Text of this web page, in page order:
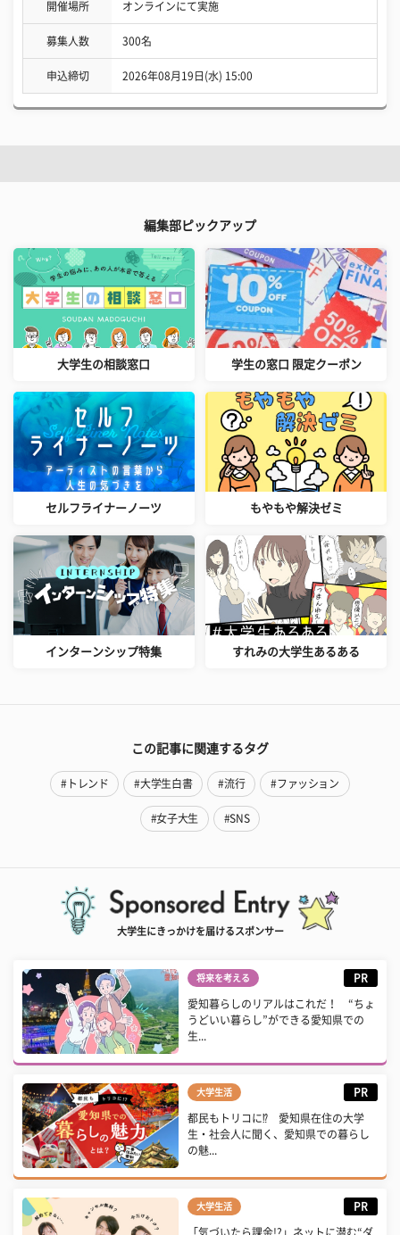
開催場所 オンラインにて実施
募集人数 300名
申込締切 2026年08月19日(水) 15:00
編集部ピックアップ
大学生の相談窓口 学生の窓口 限定クーポン
セルフライナーノーツ もやもや解決ゼミ
インターンシップ特集 すれみの大学生あるある
この記事に関連するタグ
#トレンド #大学生白書 #流行 #ファッション
#女子大生 #SNS
大学生にきっかけを届けるスポンサー
将来を考える PR
愛知暮らしのリアルはこれだ！ “ちょ
うどいい暮らし”ができる愛知県での
生...
大学生活 PR
都民もトリコに⁉ 愛知県在住の大学
生・社会人に聞く、愛知県での暮らし
の魅...
大学生活 PR
「気づいたら課金!?」ネットに潜む“ダ